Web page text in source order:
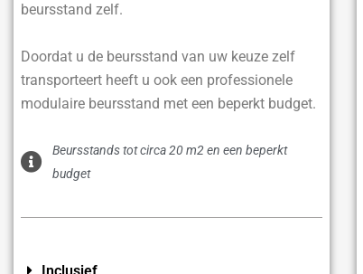
beursstand zelf.
Doordat u de beursstand van uw keuze zelf
transporteert heeft u ook een professionele
modulaire beursstand met een beperkt budget.
Beursstands tot circa 20 m2 en een beperkt
budget
Inclusief